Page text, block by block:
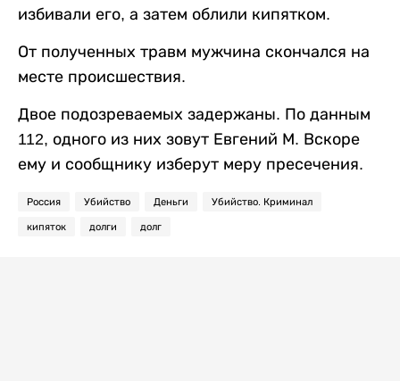
избивали его, а затем облили кипятком.
От полученных травм мужчина скончался на
месте происшествия.
Двое подозреваемых задержаны. По данным
112, одного из них зовут Евгений М. Вскоре
ему и сообщнику изберут меру пресечения.
Россия Убийство Деньги Убийство. Криминал
кипяток долги долг